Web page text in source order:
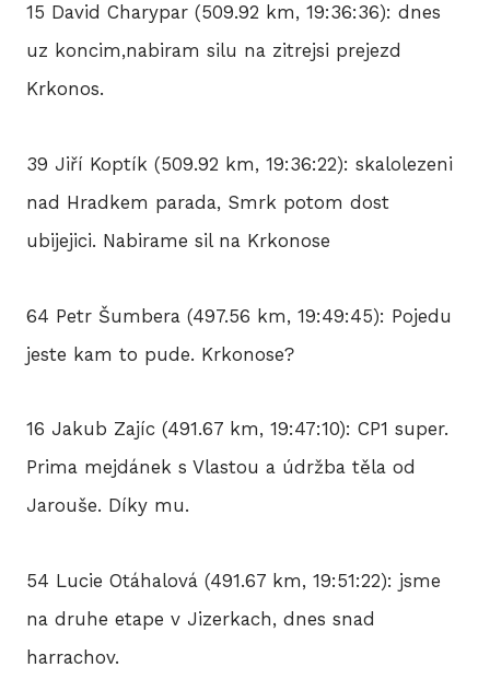
15 David Charypar (509.92 km, 19:36:36): dnes
uz koncim,nabiram silu na zitrejsi prejezd
Krkonos.
39 Jiří Koptík (509.92 km, 19:36:22): skalolezeni
nad Hradkem parada, Smrk potom dost
ubijejici. Nabirame sil na Krkonose
64 Petr Šumbera (497.56 km, 19:49:45): Pojedu
jeste kam to pude. Krkonose?
16 Jakub Zajíc (491.67 km, 19:47:10): CP1 super.
Prima mejdánek s Vlastou a údržba těla od
Jarouše. Díky mu.
54 Lucie Otáhalová (491.67 km, 19:51:22): jsme
na druhe etape v Jizerkach, dnes snad
harrachov.